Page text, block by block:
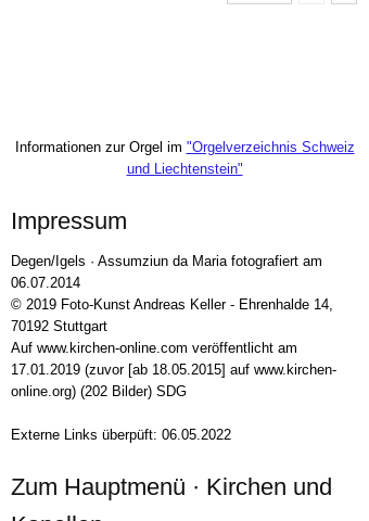
Informationen zur Orgel im "Orgelverzeichnis Schweiz
und Liechtenstein"
Impressum
Degen/Igels · Assumziun da Maria fotografiert am
06.07.2014
© 2019 Foto-Kunst Andreas Keller - Ehrenhalde 14,
70192 Stuttgart
Auf www.kirchen-online.com veröffentlicht am
17.01.2019 (zuvor [ab 18.05.2015] auf www.kirchen-
online.org) (202 Bilder) SDG
Externe Links überpüft: 06.05.2022
Zum Hauptmenü · Kirchen und